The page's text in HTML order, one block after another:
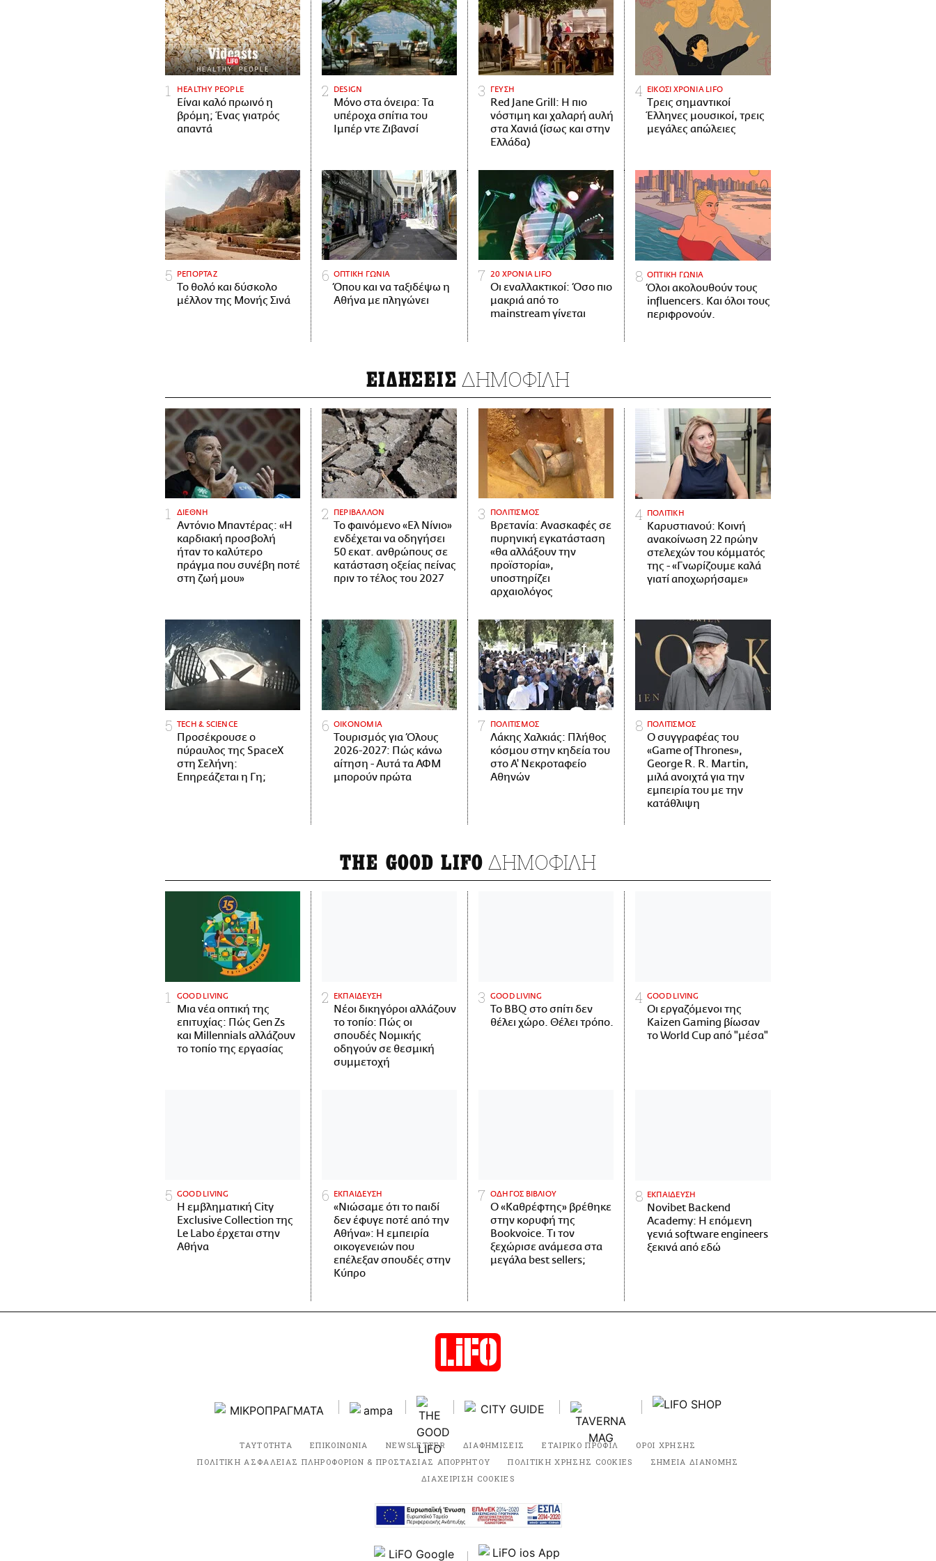
HEALTHY PEOPLE
Είναι καλό πρωινό η
βρόμη; Ένας γιατρός
απαντά
DESIGN
Μόνο στα όνειρα: Τα
υπέροχα σπίτια του
Ιμπέρ ντε Ζιβανσί
ΓΕΥΣΗ
Red Jane Grill: Η πιο
νόστιμη και χαλαρή αυλή
στα Χανιά (ίσως και στην
Ελλάδα)
ΕΙΚΟΣΙ ΧΡΟΝΙΑ LIFO
Tρεις σημαντικοί
Έλληνες μουσικοί, τρεις
μεγάλες απώλειες
ΡΕΠΟΡΤΑΖ
Το θολό και δύσκολο
μέλλον της Μονής Σινά
ΟΠΤΙΚΗ ΓΩΝΙΑ
Όπου και να ταξιδέψω η
Αθήνα με πληγώνει
20 ΧΡΟΝΙΑ LIFO
Οι εναλλακτικοί: Όσο πιο
μακριά από το
mainstream γίνεται
ΟΠΤΙΚΗ ΓΩΝΙΑ
Όλοι ακολουθούν τους
influencers. Και όλοι τους
περιφρονούν.
ΕΙΔΗΣΕΙΣ ΔΗΜΟΦΙΛΗ
ΔΙΕΘΝΗ
Αντόνιο Μπαντέρας: «Η
καρδιακή προσβολή
ήταν το καλύτερο
πράγμα που συνέβη ποτέ
στη ζωή μου»
ΠΕΡΙΒΑΛΛΟΝ
Το φαινόμενο «Ελ Νίνιο»
ενδέχεται να οδηγήσει
50 εκατ. ανθρώπους σε
κατάσταση οξείας πείνας
πριν το τέλος του 2027
ΠΟΛΙΤΙΣΜΟΣ
Βρετανία: Ανασκαφές σε
πυρηνική εγκατάσταση
«θα αλλάξουν την
προϊστορία»,
υποστηρίζει
αρχαιολόγος
ΠΟΛΙΤΙΚΗ
Καρυστιανού: Κοινή
ανακοίνωση 22 πρώην
στελεχών του κόμματός
της - «Γνωρίζουμε καλά
γιατί αποχωρήσαμε»
ΤECH & SCIENCE
Προσέκρουσε ο
πύραυλος της SpaceX
στη Σελήνη:
Επηρεάζεται η Γη;
ΟΙΚΟΝΟΜΙΑ
Τουρισμός για Όλους
2026-2027: Πώς κάνω
αίτηση - Αυτά τα ΑΦΜ
μπορούν πρώτα
ΠΟΛΙΤΙΣΜΟΣ
Λάκης Χαλκιάς: Πλήθος
κόσμου στην κηδεία του
στο Α' Νεκροταφείο
Αθηνών
ΠΟΛΙΤΙΣΜΟΣ
Ο συγγραφέας του
«Game of Thrones»,
George R. R. Martin,
μιλά ανοιχτά για την
εμπειρία του με την
κατάθλιψη
THE GOOD LIFO ΔΗΜΟΦΙΛΗ
GOOD LIVING
Μια νέα οπτική της
επιτυχίας: Πώς Gen Zs
και Millennials αλλάζουν
το τοπίο της εργασίας
ΕΚΠΑΙΔΕΥΣΗ
Νέοι δικηγόροι αλλάζουν
το τοπίο: Πώς οι
σπουδές Νομικής
οδηγούν σε θεσμική
συμμετοχή
GOOD LIVING
Το BBQ στο σπίτι δεν
θέλει χώρο. Θέλει τρόπο.
GOOD LIVING
Οι εργαζόμενοι της
Kaizen Gaming βίωσαν
το World Cup από "μέσα"
GOOD LIVING
Η εμβληματική City
Exclusive Collection της
Le Labo έρχεται στην
Αθήνα
ΕΚΠΑΙΔΕΥΣΗ
«Νιώσαμε ότι το παιδί
δεν έφυγε ποτέ από την
Αθήνα»: Η εμπειρία
οικογενειών που
επέλεξαν σπουδές στην
Κύπρο
ΟΔΗΓΟΣ ΒΙΒΛΙΟΥ
Ο «Καθρέφτης» βρέθηκε
στην κορυφή της
Bookvoice. Τι τον
ξεχώρισε ανάμεσα στα
μεγάλα best sellers;
ΕΚΠΑΙΔΕΥΣΗ
Novibet Backend
Academy: Η επόμενη
γενιά software engineers
ξεκινά από εδώ
ΤΑΥΤΟΤΗΤΑ ΕΠΙΚΟΙΝΩΝΙΑ NEWSLETTER ΔΙΑΦΗΜΙΣΕΙΣ ΕΤΑΙΡΙΚΟ ΠΡΟΦΙΛ
ΟΡΟΙ ΧΡΗΣΗΣ
ΠΟΛΙΤΙΚΗ ΑΣΦΑΛΕΙΑΣ ΠΛΗΡΟΦΟΡΙΩΝ & ΠΡΟΣΤΑΣΙΑΣ ΑΠΟΡΡΗΤΟΥ
ΠΟΛΙΤΙΚΗ ΧΡΗΣΗΣ COOKIES
ΣΗΜΕΙΑ ΔΙΑΝΟΜΗΣ
ΔΙΑΧΕΙΡΙΣΗ COOKIES